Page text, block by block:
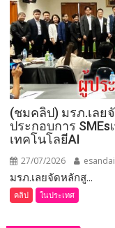
(ชมคลิป) มรภ.เล
ประกอบการ
เทคโนโลยีAI
27/07/2026
มรภ.เลยจัดหลักสู...
คลิป ในประเทศ